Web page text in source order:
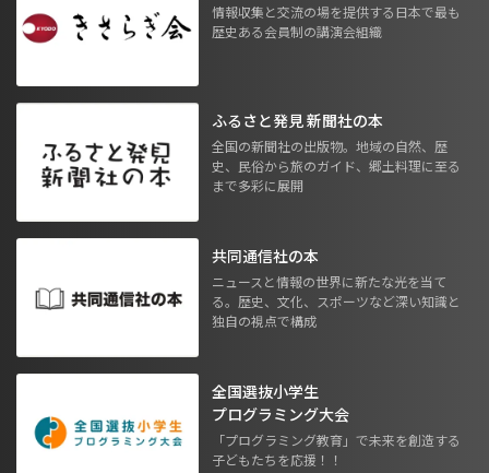
情報収集と交流の場を提供する日本で最も
歴史ある会員制の講演会組織
ふるさと発見 新聞社の本
全国の新聞社の出版物。地域の自然、歴
史、民俗から旅のガイド、郷土料理に至る
まで多彩に展開
共同通信社の本
ニュースと情報の世界に新たな光を当て
る。歴史、文化、スポーツなど深い知識と
独自の視点で構成
全国選抜小学生
プログラミング大会
「プログラミング教育」で未来を創造する
子どもたちを応援！！